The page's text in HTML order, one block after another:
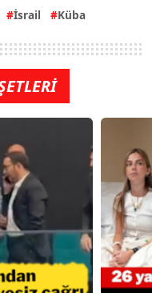
İsrail Küba